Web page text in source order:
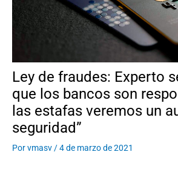
Ley de fraudes: Experto
que los bancos son
las estafas veremos un
seguridad”
Porvmasv /4 de marzo de 2021